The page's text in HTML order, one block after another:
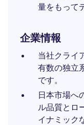
量をもって
企業情報
当社クライ
有数の独立
です。
日本市場へ
ル品質とロ
イナミック